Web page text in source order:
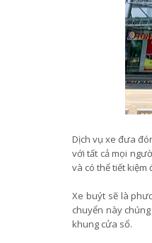
Dịch vụ xe đưa
với tất cả mọi
và có thể tiết kiệm
Xe buýt sẽ là
chuyển này
khung cửa sổ.